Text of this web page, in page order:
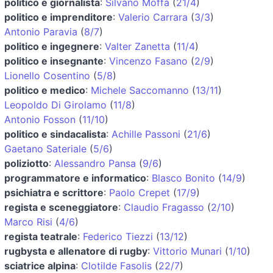
politico e imprenditore: Valerio Carrara (3/3)
Antonio Paravia (8/7)
politico e ingegnere: Valter Zanetta (11/4)
politico e insegnante: Vincenzo Fasano (2/9)
Lionello Cosentino (5/8)
politico e medico: Michele Saccomanno (13/11)
Leopoldo Di Girolamo (11/8)
Antonio Fosson (11/10)
politico e sindacalista: Achille Passoni (21/6)
Gaetano Sateriale (5/6)
poliziotto: Alessandro Pansa (9/6)
programmatore e informatico: Blasco Bonito (14/9)
psichiatra e scrittore: Paolo Crepet (17/9)
regista e sceneggiatore: Claudio Fragasso (2/10)
Marco Risi (4/6)
regista teatrale: Federico Tiezzi (13/12)
rugbysta e allenatore di rugby: Vittorio Munari (1/10)
sciatrice alpina: Clotilde Fasolis (22/7)